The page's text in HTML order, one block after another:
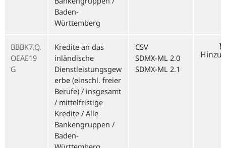
Baden-
Württemberg
BBBK7.Q.
OEAE19
G
Kredite an das
inländische
Dienstleistungsgew
erbe (einschl. freier
Berufe) / insgesamt
/ mittelfristige
Kredite / Alle
Bankengruppen /
Baden-
CSV
SDMX-ML 2.0
SDMX-ML 2.1